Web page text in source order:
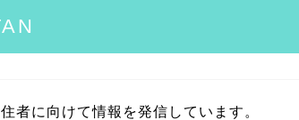
者に向けて情報を発信しています。